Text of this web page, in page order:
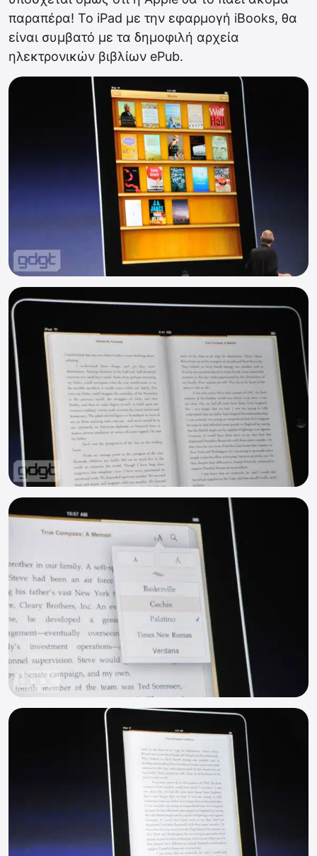
παραπέρα! Το iPad με την εφαρμογή iBooks, θα
είναι συμβατό με τα δημοφιλή αρχεία
ηλεκτρονικών βιβλίων ePub.